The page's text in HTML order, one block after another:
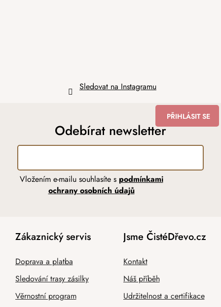
Sledovat na Instagramu
Odebírat newsletter
Vložením e-mailu souhlasíte s podmínkami
ochrany osobních údajů
PŘIHLÁSIT SE
Zákaznický servis
Doprava a platba
Sledování trasy zásilky
Věrnostní program
Jsme ČistéDřevo.cz
Kontakt
Náš příběh
Udržitelnost a certifikace